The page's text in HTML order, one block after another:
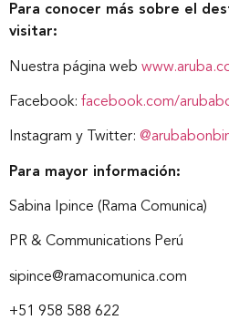
Para conocer más sobre el
visitar:
Nuestra página web
Facebook: facebook.com/
Instagram y Twitter:
Para mayor información:
Sabina Ipince (Rama Comunica)
PR & Communications Perú
sipince@ramacomunica.com
+51 958 588 622